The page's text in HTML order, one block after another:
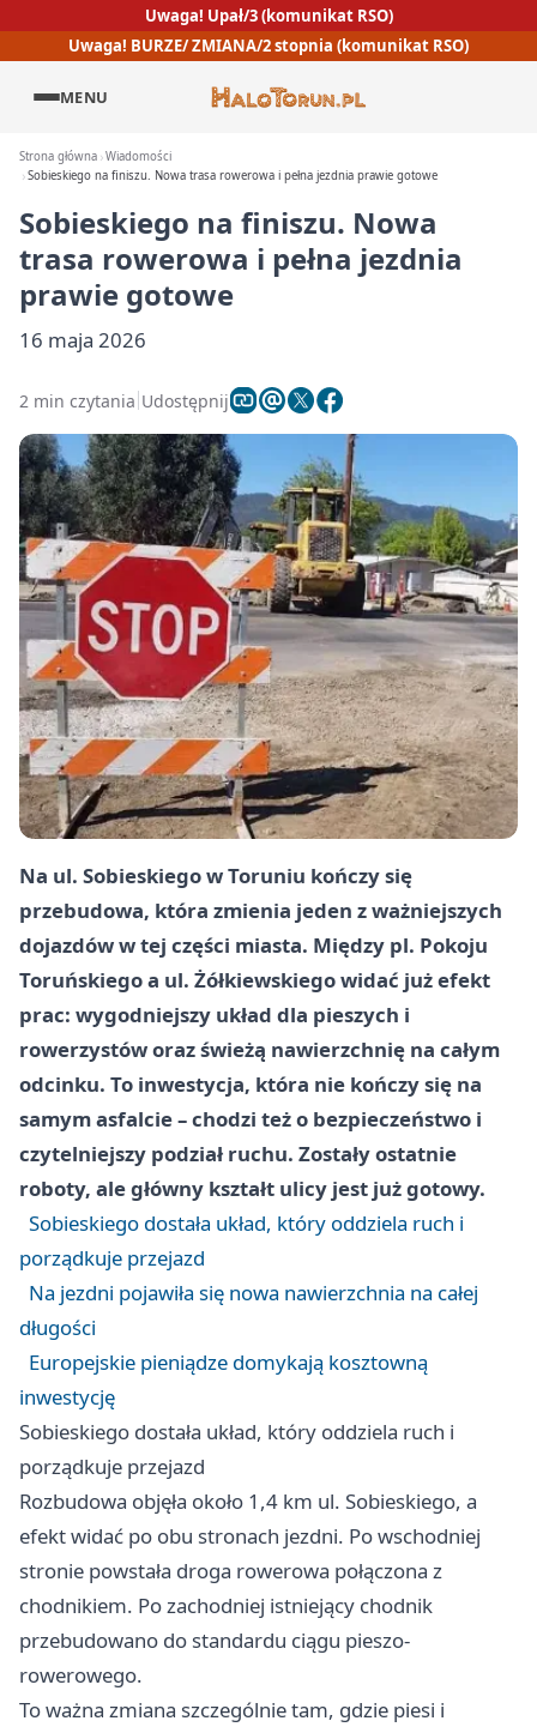
Uwaga! Upał/3 (komunikat RSO)
Uwaga! BURZE/ ZMIANA/2 stopnia (komunikat RSO)
MENU
Strona główna Wiadomości
Sobieskiego na finiszu. Nowa trasa rowerowa i pełna jezdnia prawie gotowe
Sobieskiego na finiszu. Nowa
trasa rowerowa i pełna jezdnia
prawie gotowe
16 maja 2026
2 min czytania Udostępnij
Na ul. Sobieskiego w Toruniu kończy się
przebudowa, która zmienia jeden z ważniejszych
dojazdów w tej części miasta. Między pl. Pokoju
Toruńskiego a ul. Żółkiewskiego widać już efekt
prac: wygodniejszy układ dla pieszych i
rowerzystów oraz świeżą nawierzchnię na całym
odcinku. To inwestycja, która nie kończy się na
samym asfalcie – chodzi też o bezpieczeństwo i
czytelniejszy podział ruchu. Zostały ostatnie
roboty, ale główny kształt ulicy jest już gotowy.
Sobieskiego dostała układ, który oddziela ruch i
porządkuje przejazd
Na jezdni pojawiła się nowa nawierzchnia na całej
długości
Europejskie pieniądze domykają kosztowną
inwestycję
Sobieskiego dostała układ, który oddziela ruch i
porządkuje przejazd
Rozbudowa objęła około 1,4 km ul. Sobieskiego, a
efekt widać po obu stronach jezdni. Po wschodniej
stronie powstała droga rowerowa połączona z
chodnikiem. Po zachodniej istniejący chodnik
przebudowano do standardu ciągu pieszo-
rowerowego.
To ważna zmiana szczególnie tam, gdzie piesi i